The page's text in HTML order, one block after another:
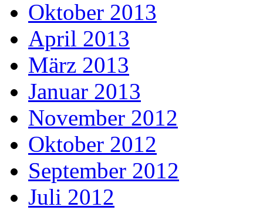
Oktober 2013
April 2013
März 2013
Januar 2013
November 2012
Oktober 2012
September 2012
Juli 2012